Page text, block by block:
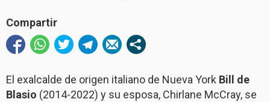
Compartir
El exalcalde de origen italiano de Nueva York Bill de
Blasio (2014-2022) y su esposa, Chirlane McCray, se